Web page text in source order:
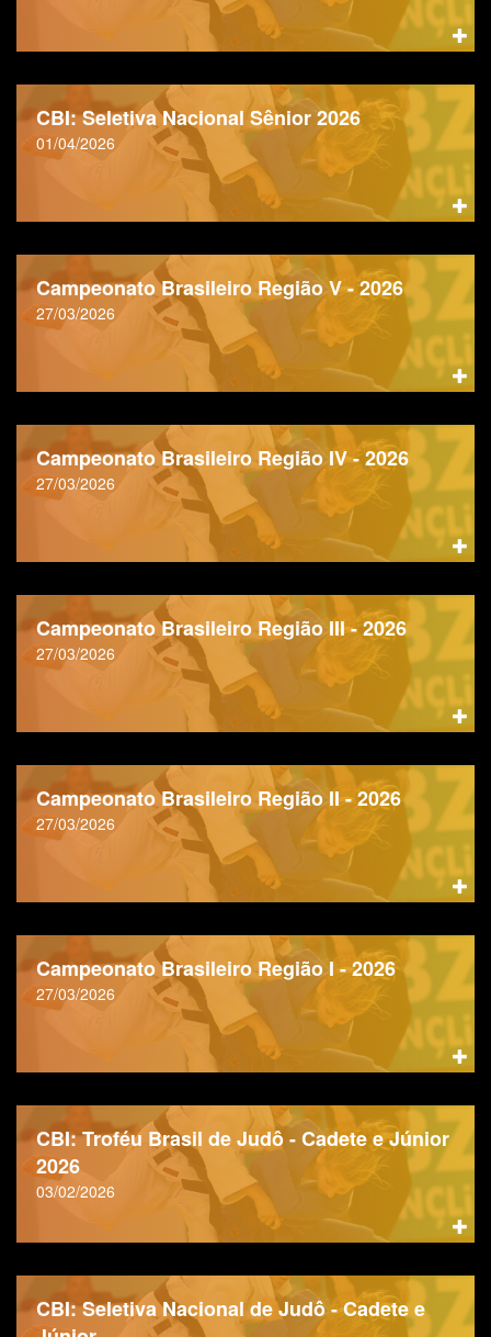
CBI: Seletiva Nacional Sênior 2026
01/04/2026
Campeonato Brasileiro Região V - 2026
27/03/2026
Campeonato Brasileiro Região IV - 2026
27/03/2026
Campeonato Brasileiro Região III - 2026
27/03/2026
Campeonato Brasileiro Região II - 2026
27/03/2026
Campeonato Brasileiro Região I - 2026
27/03/2026
CBI: Troféu Brasil de Judô - Cadete e Júnior
2026
03/02/2026
CBI: Seletiva Nacional de Judô - Cadete e